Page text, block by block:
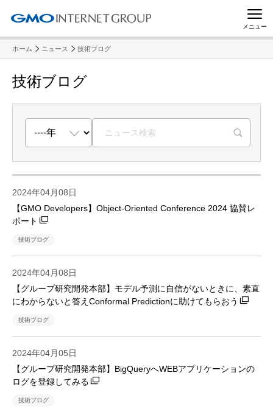
メニュー
ホーム ニュース 技術ブログ
技術ブログ
2024年04月08日
【GMO Developers】Object-Oriented Conference 2024 協賛レ
ポート
技術ブログ
2024年04月08日
【グループ研究開発本部】モデル予測に自信がないときに、素直
にわからないと答えConformal Predictionに助けてもらおう
技術ブログ
2024年04月05日
【グループ研究開発本部】BigQueryへWEBアプリケーションの
ログを登録してみる
技術ブログ